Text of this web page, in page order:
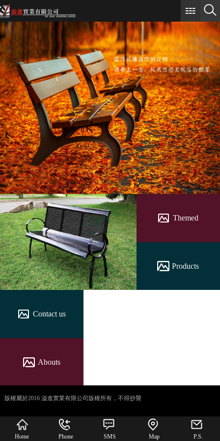
Themed
Products
Contact us
Abouts
版權屬於2016 溢進實業有限公司版權所有，不得抄襲
Home Phone SMS Map P.S.